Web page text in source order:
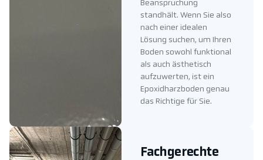
Beanspruchung
standhält. Wenn Sie also
nach einer idealen
Lösung suchen, um Ihren
Boden sowohl funktional
als auch ästhetisch
aufzuwerten, ist ein
Epoxidharzboden genau
das Richtige für Sie.
Fachgerechte